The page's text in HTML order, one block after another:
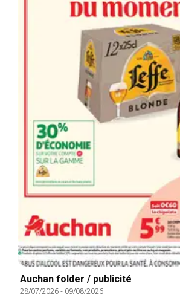
Auchan folder / publicité
28/07/2026- 09/08/2026